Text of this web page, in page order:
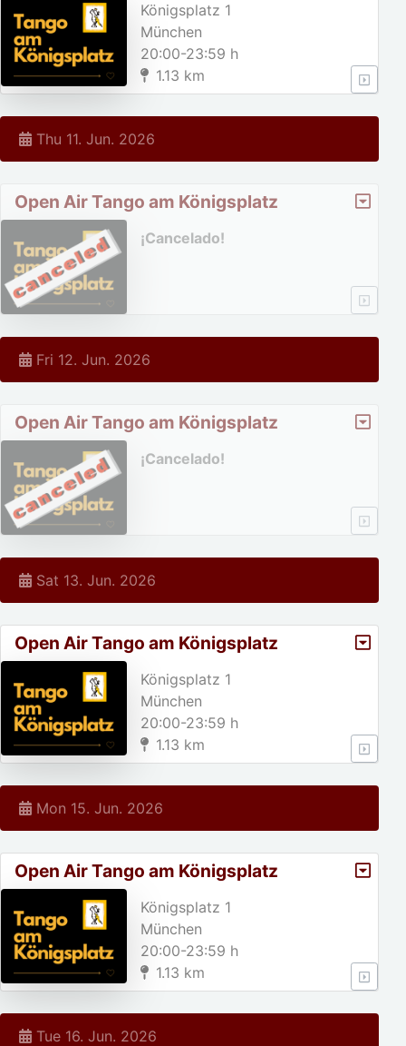
Königsplatz 1
München
20:00-23:59 h
1.13 km
Thu 11. Jun. 2026
Open Air Tango am Königsplatz
¡Cancelado!
Fri 12. Jun. 2026
Open Air Tango am Königsplatz
¡Cancelado!
Sat 13. Jun. 2026
Open Air Tango am Königsplatz
Königsplatz 1
München
20:00-23:59 h
1.13 km
Mon 15. Jun. 2026
Open Air Tango am Königsplatz
Königsplatz 1
München
20:00-23:59 h
1.13 km
Tue 16. Jun. 2026